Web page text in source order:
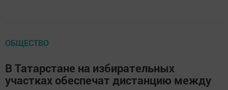
ОБЩЕСТВО
В Татарстане на избирательных
участках обеспечат дистанцию между